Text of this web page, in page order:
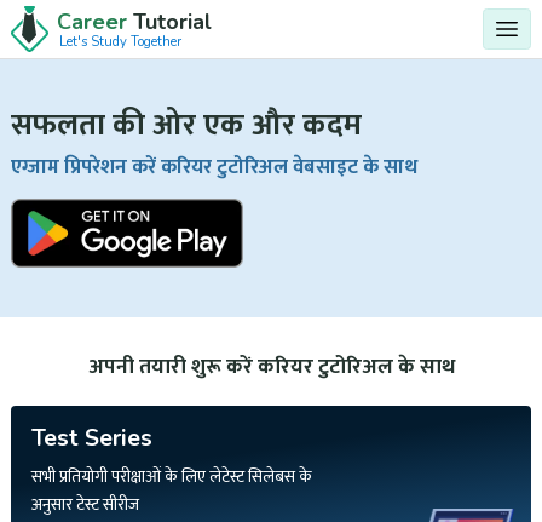
Career Tutorial
Let's Study Together
सफलता की ओर एक और कदम
एग्जाम प्रिपरेशन करें करियर टुटोरिअल वेबसाइट के साथ
अपनी तयारी शुरू करें करियर टुटोरिअल के साथ
Test Series
सभी प्रतियोगी परीक्षाओं के लिए लेटेस्ट सिलेबस के
अनुसार टेस्ट सीरीज